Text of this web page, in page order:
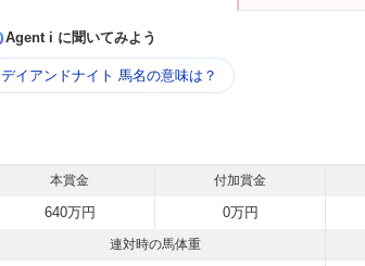
Agent i に聞いてみよう
デイアンドナイト 馬名の意味は？
本賞金 付加賞金
640万円 0万円
連対時の馬体重